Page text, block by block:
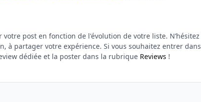
votre post en fonction de l'évolution de votre liste.
à partager votre expérience. Si vous souhaitez entrer
dédiée et la poster dans la rubrique Reviews !